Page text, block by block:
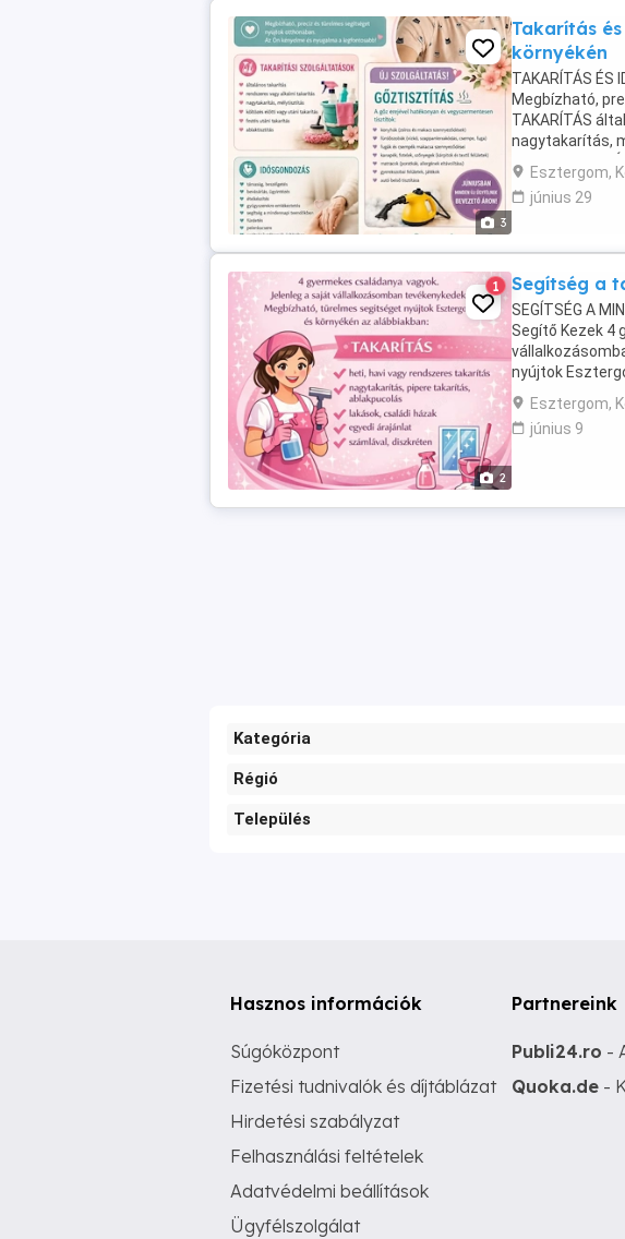
3
Takarítás
környékén
TAKARÍTÁS ÉS
Megbízható,
TAKARÍTÁS
nagytakarítás,
ablaktisztítás
Esztergom,
június 29
2
1 Segítség a
SEGÍTSÉG A
Segítő Kezek 4
nyújtok
havi vagy
Esztergom,
június 9
Kategória
Régió
Település
Hasznos információk
Súgóközpont
Fizetési tudnivalók és díjtáblázat
Hirdetési szabályzat
Felhasználási feltételek
Adatvédelmi beállítások
Ügyfélszolgálat
Partnereink
Publi24.ro -
Quoka.de -